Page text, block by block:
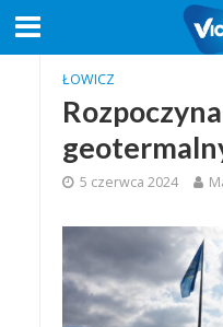
ŁOWICZ
5 czerwca 2024